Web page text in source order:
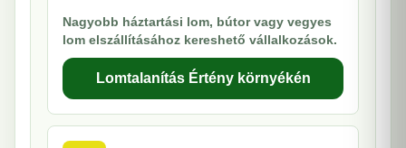
Nagyobb háztartási lom, bútor vagy vegyes
lom elszállításához kereshető vállalkozások.
Lomtalanítás Értény környékén